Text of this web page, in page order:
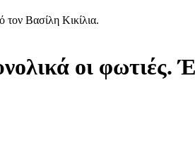
τον Βασίλη Κικίλια.
οι